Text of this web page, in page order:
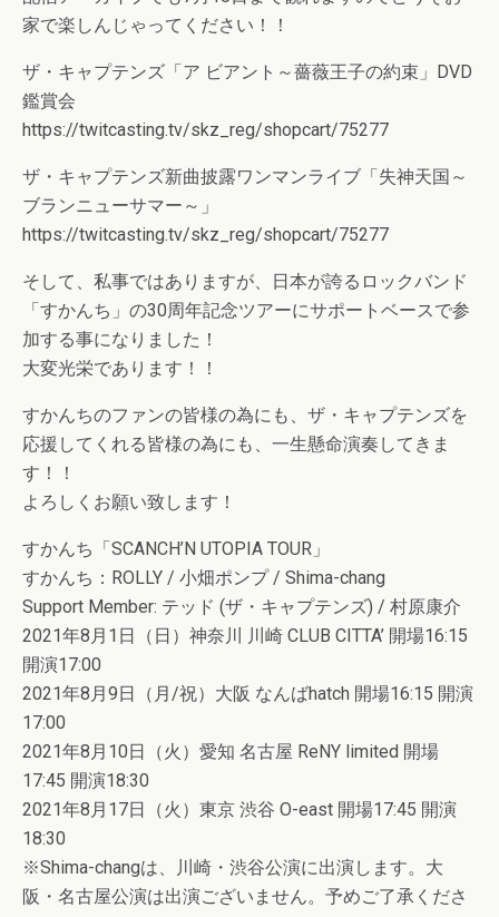
家で楽しんじゃってください！！
ザ・キャプテンズ「ア ビアント～薔薇王子の約束」DVD
鑑賞会
https://twitcasting.tv/skz_reg/shopcart/75277
ザ・キャプテンズ新曲披露ワンマンライブ「失神天国～
ブランニューサマー～」
https://twitcasting.tv/skz_reg/shopcart/75277
そして、私事ではありますが、日本が誇るロックバンド
「すかんち」の30周年記念ツアーにサポートベースで参
加する事になりました！
大変光栄であります！！
すかんちのファンの皆様の為にも、ザ・キャプテンズを
応援してくれる皆様の為にも、一生懸命演奏してきま
す！！
よろしくお願い致します！
すかんち「SCANCH’N UTOPIA TOUR」
すかんち：ROLLY / 小畑ポンプ / Shima-chang
Support Member: テッド (ザ・キャプテンズ) / 村原康介
2021年8月1日（日）神奈川 川崎 CLUB CITTA’ 開場16:15
開演17:00
2021年8月9日（月/祝）大阪 なんばhatch 開場16:15 開演
17:00
2021年8月10日（火）愛知 名古屋 ReNY limited 開場
17:45 開演18:30
2021年8月17日（火）東京 渋谷 O-east 開場17:45 開演
18:30
※Shima-changは、川崎・渋谷公演に出演します。大
阪・名古屋公演は出演ございません。予めご了承くださ